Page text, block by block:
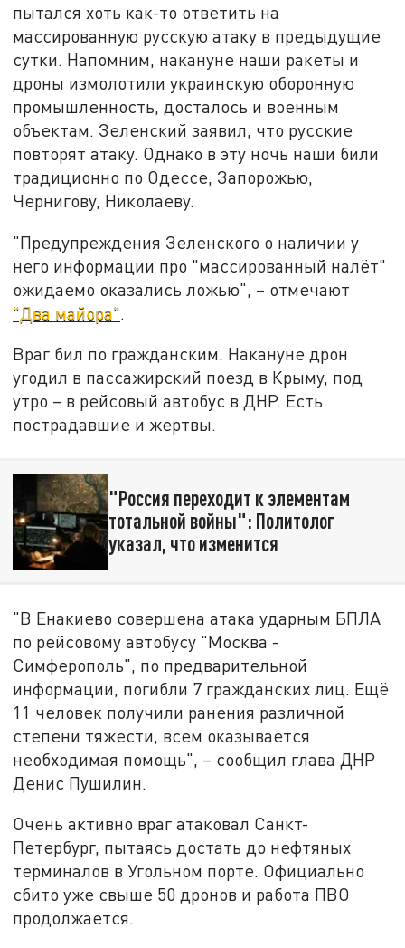
пытался хоть как-то ответить на
массированную русскую атаку в предыдущие
сутки. Напомним, накануне наши ракеты и
дроны измолотили украинскую оборонную
промышленность, досталось и военным
объектам. Зеленский заявил, что русские
повторят атаку. Однако в эту ночь наши били
традиционно по Одессе, Запорожью,
Чернигову, Николаеву.
"Предупреждения Зеленского о наличии у
него информации про "массированный налёт"
ожидаемо оказались ложью", – отмечают
"Два майора"
Враг бил по гражданским. Накануне дрон
угодил в пассажирский поезд в Крыму, под
утро – в рейсовый автобус в ДНР. Есть
пострадавшие и жертвы.
"Россия переходит к элементам
тотальной войны": Политолог
указал, что изменится
"В Енакиево совершена атака ударным БПЛА
по рейсовому автобусу "Москва -
Симферополь", по предварительной
информации, погибли 7 гражданских лиц. Ещё
11 человек получили ранения различной
степени тяжести, всем оказывается
необходимая помощь", – сообщил глава ДНР
Денис Пушилин.
Очень активно враг атаковал Санкт-
Петербург, пытаясь достать до нефтяных
терминалов в Угольном порте. Официально
сбито уже свыше 50 дронов и работа ПВО
продолжается.